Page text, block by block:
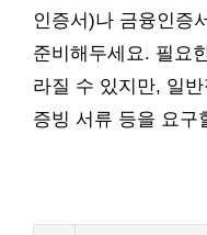
인증서)나 금융인증
준비해두세요. 필요
라질 수 있지만, 일
증빙 서류 등을 요구